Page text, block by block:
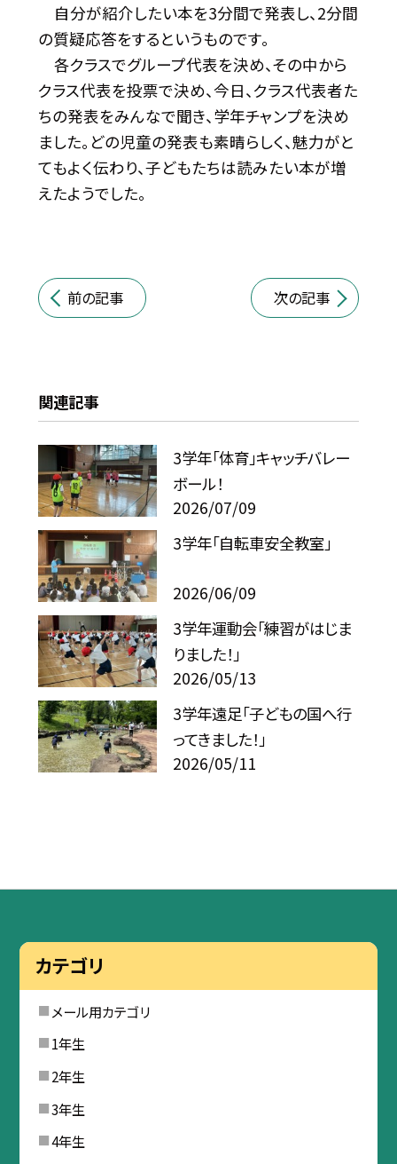
自分が紹介したい本を3分間で発表し、2分間
の質疑応答をするというものです。
各クラスでグループ代表を決め、その中から
クラス代表を投票で決め、今日、クラス代表者た
ちの発表をみんなで聞き、学年チャンプを決め
ました。どの児童の発表も素晴らしく、魅力がと
てもよく伝わり、子どもたちは読みたい本が増
えたようでした。
前の記事 次の記事
関連記事
3学年「体育」キャッチバレー
ボール！
2026/07/09
3学年「自転車安全教室」
2026/06/09
3学年運動会「練習がはじま
りました！」
2026/05/13
3学年遠足「子どもの国へ行
ってきました！」
2026/05/11
カテゴリ
メール用カテゴリ
1年生
2年生
3年生
4年生